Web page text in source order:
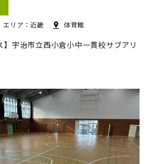
エリア：近畿 体育館
】宇治市立西小倉小中一貫校サブアリ